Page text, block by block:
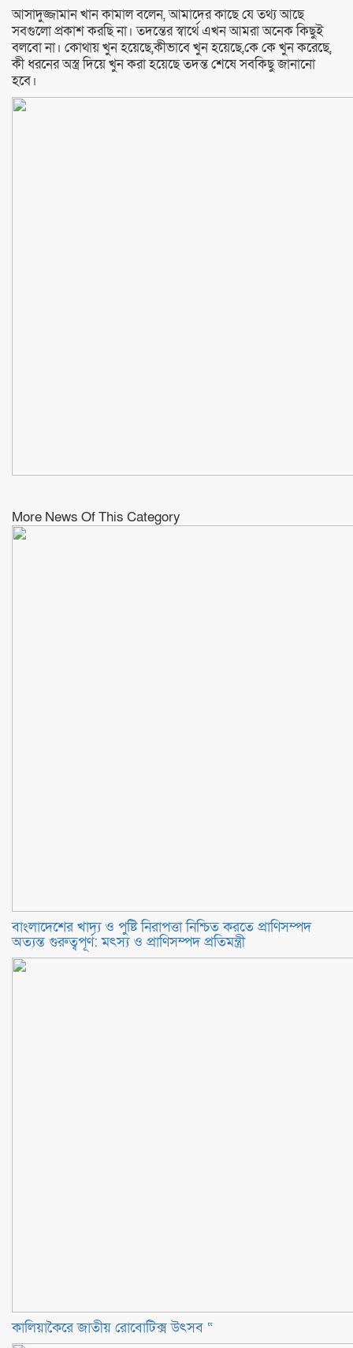
আসাদুজ্জামান খান কামাল বলেন, আমাদের কাছে যে তথ্য আছে
সবগুলো প্রকাশ করছি না। তদন্তের স্বার্থে এখন আমরা অনেক কিছুই
বলবো না। কোথায় খুন হয়েছে,কীভাবে খুন হয়েছে,কে কে খুন করেছে,
কী ধরনের অস্ত্র দিয়ে খুন করা হয়েছে তদন্ত শেষে সবকিছু জানানো
হবে।
More News Of This Category
বাংলাদেশের খাদ্য ও পুষ্টি নিরাপত্তা নিশ্চিত করতে প্রাণিসম্পদ
অত্যন্ত গুরুত্বপূর্ণ: মৎস্য ও প্রাণিসম্পদ প্রতিমন্ত্রী
কালিয়াকৈরে জাতীয় রোবোটিক্স উৎসব “